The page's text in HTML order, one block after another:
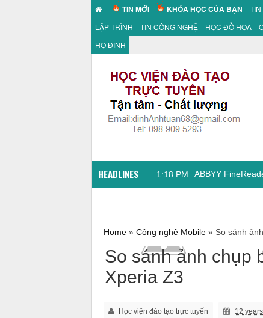
TIN MỚI KHÓA HỌC CỦA BẠN TIN
LẬP TRÌNH
TIN CÔNG NGHỆ HỌC ĐỒ HỌA
HỌ ĐINH
HEADLINES 08:18 AM
Home » Công nghệ Mobile » So sánh
So sánh ảnh chụp
Xperia Z3
Học viện đào tạo trực tuyến 12